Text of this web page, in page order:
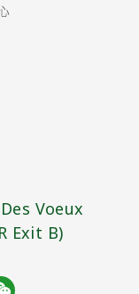
Voeux
Exit B)​